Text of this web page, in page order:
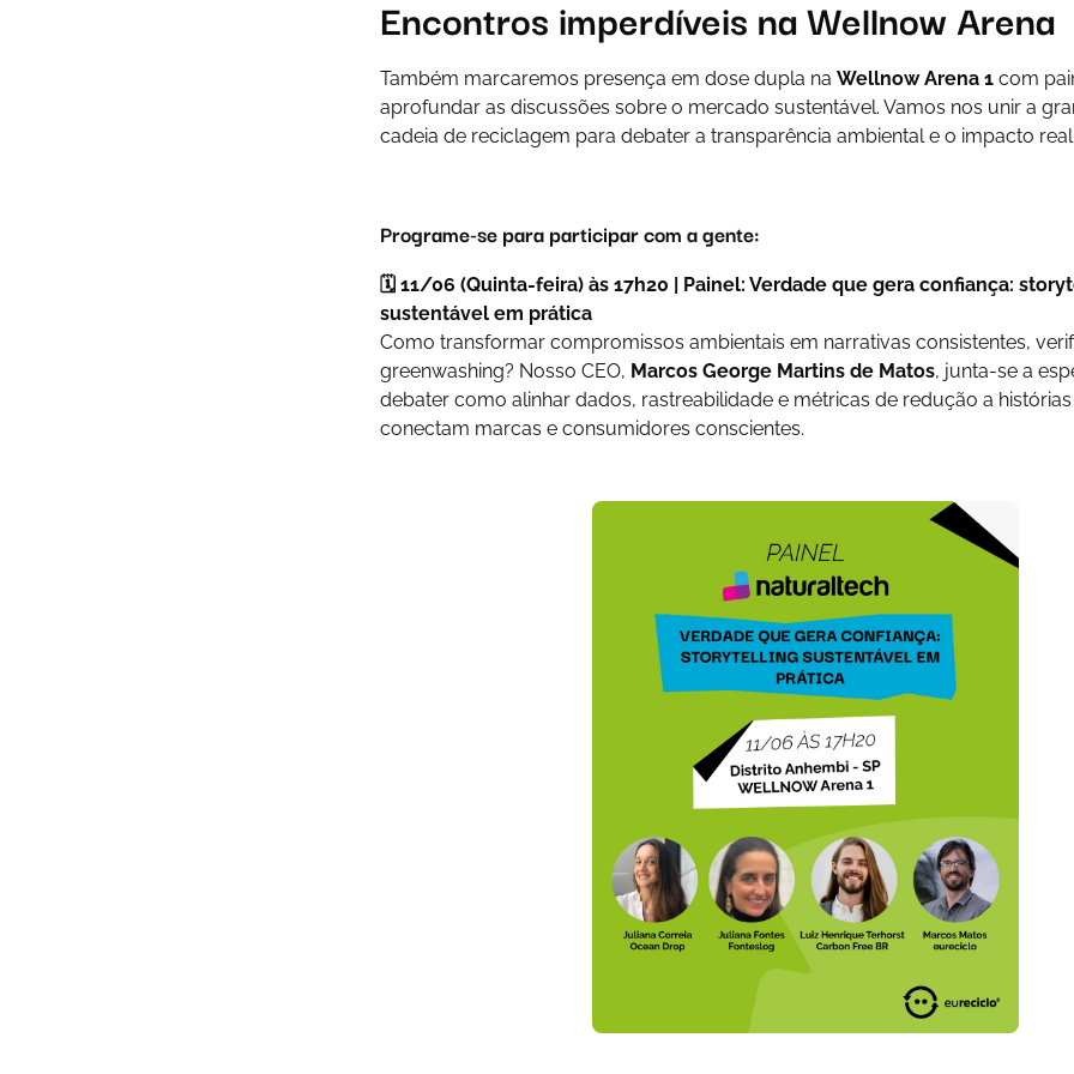
Encontros imperdíveis na Wellnow Arena
Também marcaremos presença em dose dupla na Wellnow Arena 1com
aprofundar as discussões sobre o mercado sustentável. Vamos nos unir a
cadeia de reciclagem para debater a transparência ambiental e o impacto
Programe-se para participar com a gente:
🗓️ 11/06 (Quinta-feira) às 17h20 | Painel: Verdade que gera confiança:
sustentável em prática
Como transformar compromissos ambientais em narrativas consistentes,
greenwashing? Nosso CEO, Marcos George Martins de Matos, junta-se a
debater como alinhar dados, rastreabilidade e métricas de redução a
conectam marcas e consumidores conscientes.